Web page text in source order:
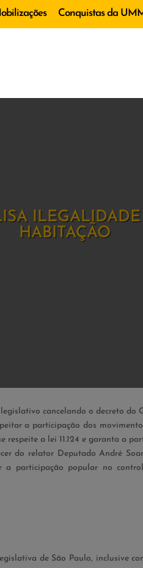
Conquistas da
HABITAÇÃO
cancelando o decreto do
a participação dos
a lei 11.124 e garanta a
do relator Deputado André
participação popular no
de São Paulo, inclusive